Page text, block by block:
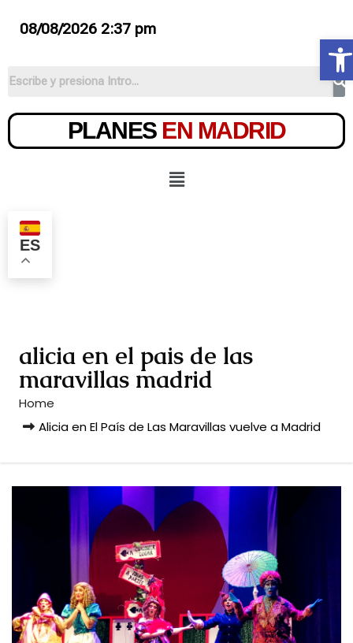
08/08/2026 2:37 pm
PLANES EN MADRID
ES
alicia en el pais de las
maravillas madrid
Home
Alicia en El País de Las Maravillas vuelve a Madrid